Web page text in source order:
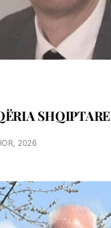
SHQIPTARE
2026